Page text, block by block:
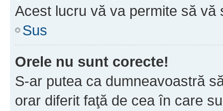
Acest lucru vă va permite să vă
Sus
Orele nu sunt corecte!
S-ar putea ca dumneavoastră
orar diferit faţă de cea în care